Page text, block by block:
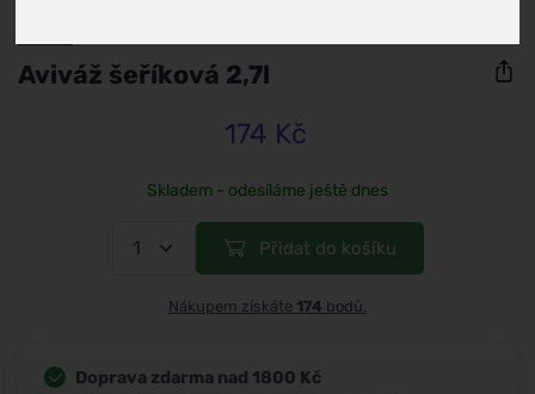
Aviváž šeříková 2,7l
174 Kč
Skladem - odesíláme ještě dnes
Přidat do košíku
Nákupem získáte 174 bodů.
Doprava zdarma nad 1800 Kč